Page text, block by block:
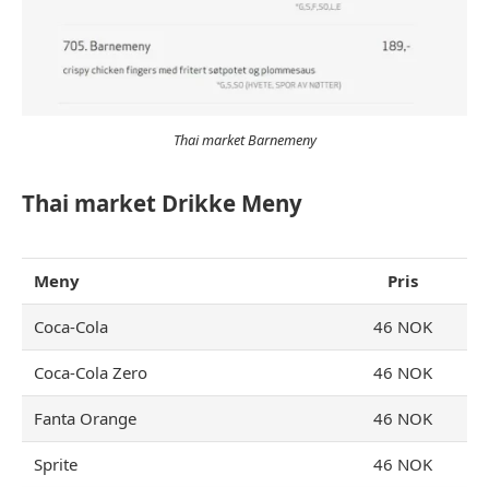
Thai market Barnemeny
Thai market Drikke Meny
Meny Pris
Coca-Cola 46 NOK
Coca-Cola Zero 46 NOK
Fanta Orange 46 NOK
Sprite 46 NOK